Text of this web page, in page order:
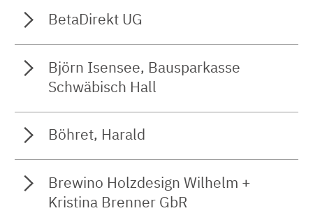
BetaDirekt UG
Björn Isensee, Bausparkasse
Schwäbisch Hall
Böhret, Harald
Brewino Holzdesign Wilhelm +
Kristina Brenner GbR